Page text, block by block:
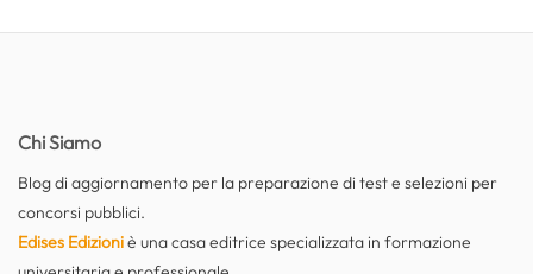
Chi Siamo
Blog di aggiornamento per la preparazione di test e selezioni per
concorsi pubblici.
Edises Edizioniè una casa editrice specializzata in formazione